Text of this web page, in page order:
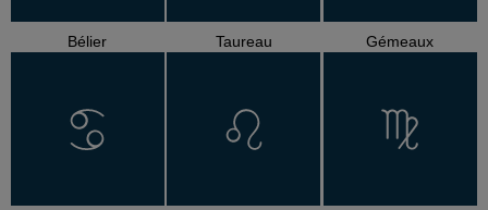
Bélier Taureau Gémeaux